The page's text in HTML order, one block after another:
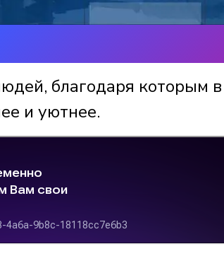
благодаря которым в
и уютнее.